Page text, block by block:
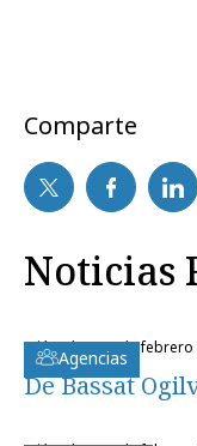
Comparte
Noticias
Agencias
miércoles, 20 de febrero
De Bassat